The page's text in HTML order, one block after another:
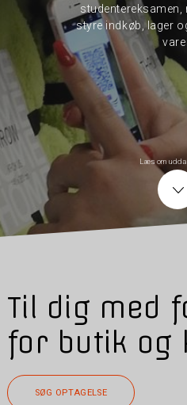
styre indkøb, lager
Læs om
Til dig med
for butik og
SØG OPTAGELSE